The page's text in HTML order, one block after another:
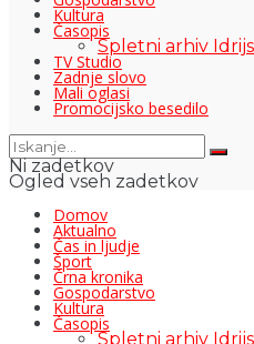
Kultura
Časopis
Spletni arhiv
TV Studio
Zadnje slovo
Mali oglasi
Promocijsko besedilo
Ni zadetkov
Ogled vseh zadetkov
Domov
Aktualno
Čas in ljudje
Šport
Črna kronika
Gospodarstvo
Kultura
Časopis
Spletni arhiv